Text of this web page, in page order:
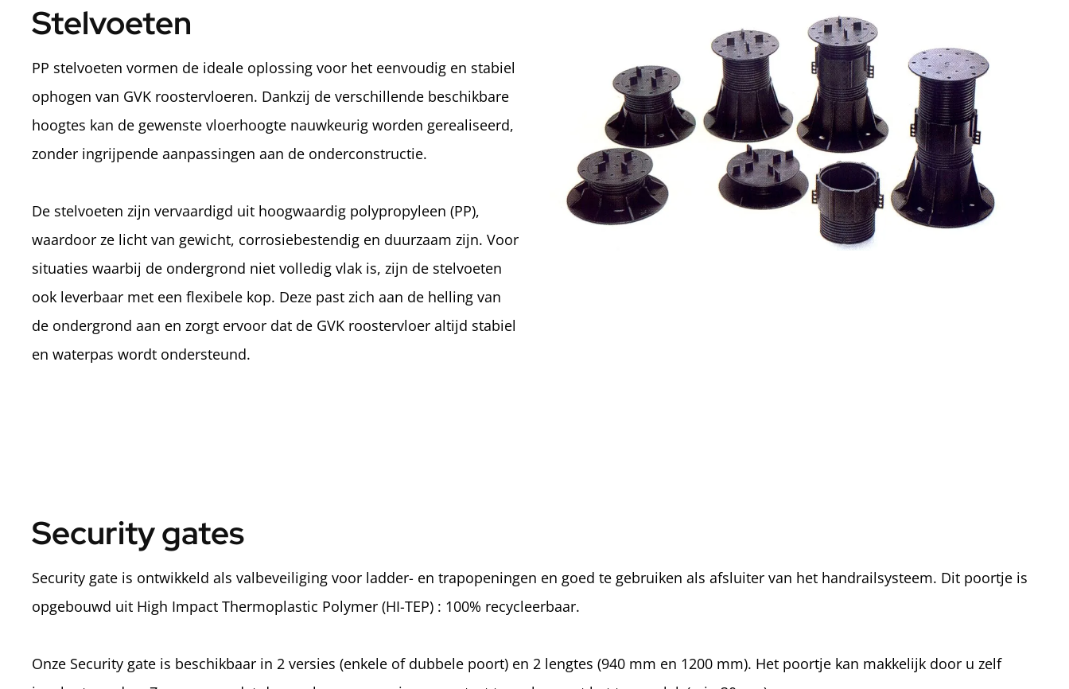
Stelvoeten
PP stelvoeten vormen de ideale oplossing voor het eenvoudig en stabiel
ophogen van GVK roostervloeren. Dankzij de verschillende beschikbare
hoogtes kan de gewenste vloerhoogte nauwkeurig worden gerealiseerd,
zonder ingrijpende aanpassingen aan de onderconstructie.
De stelvoeten zijn vervaardigd uit hoogwaardig polypropyleen (PP),
waardoor ze licht van gewicht, corrosiebestendig en duurzaam zijn. Voor
situaties waarbij de ondergrond niet volledig vlak is, zijn de stelvoeten
ook leverbaar met een flexibele kop. Deze past zich aan de helling van
de ondergrond aan en zorgt ervoor dat de GVK roostervloer altijd stabiel
en waterpas wordt ondersteund.
Security gates
Security gate is ontwikkeld als valbeveiliging voor ladder- en trapopeningen en goed te gebruiken als afsluiter van het handrailsysteem. Dit poortje is
opgebouwd uit High Impact Thermoplastic Polymer (HI-TEP) : 100% recycleerbaar.
Onze Security gate is beschikbaar in 2 versies (enkele of dubbele poort) en 2 lengtes (940 mm en 1200 mm). Het poortje kan makkelijk door u zelf